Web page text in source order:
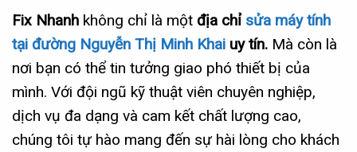
Fix Nhanh không chỉ là một địa chỉ sửa máy tính
tại đường Nguyễn Thị Minh Khai uy tín. Mà còn là
nơi bạn có thể tin tưởng giao phó thiết bị của
mình. Với đội ngũ kỹ thuật viên chuyên nghiệp,
dịch vụ đa dạng và cam kết chất lượng cao,
chúng tôi tự hào mang đến sự hài lòng cho khách